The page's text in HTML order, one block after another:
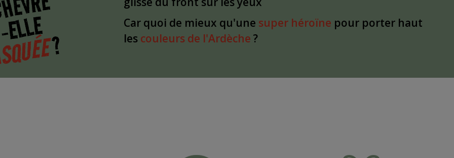
?
Car quoi de mieux qu'une super héroïne pour porter haut
les couleurs de l'Ardèche ?